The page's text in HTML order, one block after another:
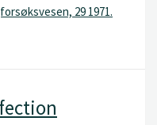
29 1971.